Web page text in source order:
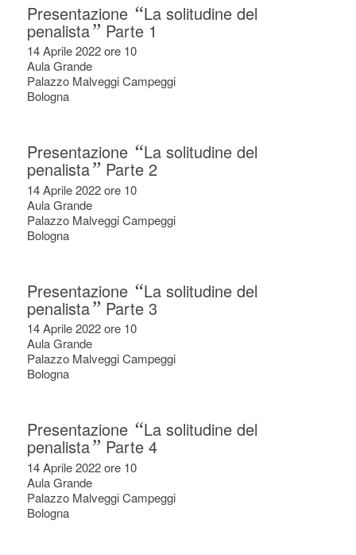
Presentazione “La solitudine del
penalista” Parte 1
14 Aprile 2022 ore 10
Aula Grande
Palazzo Malveggi Campeggi
Bologna
Presentazione “La solitudine del
penalista” Parte 2
14 Aprile 2022 ore 10
Aula Grande
Palazzo Malveggi Campeggi
Bologna
Presentazione “La solitudine del
penalista” Parte 3
14 Aprile 2022 ore 10
Aula Grande
Palazzo Malveggi Campeggi
Bologna
Presentazione “La solitudine del
penalista” Parte 4
14 Aprile 2022 ore 10
Aula Grande
Palazzo Malveggi Campeggi
Bologna